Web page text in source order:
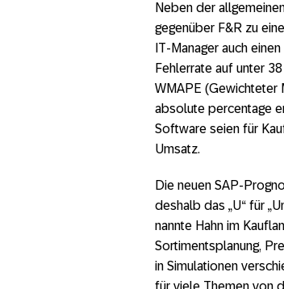
Neben der
gegenüber F&R zu
IT-Manager auch
Fehlerrate auf unter
WMAPE (Gewichteter
absolute percentage
Software seien für
Umsatz.
Die neuen SAP-
deshalb das „U“ für
nannte Hahn im
Sortimentsplanung,
in Simulationen